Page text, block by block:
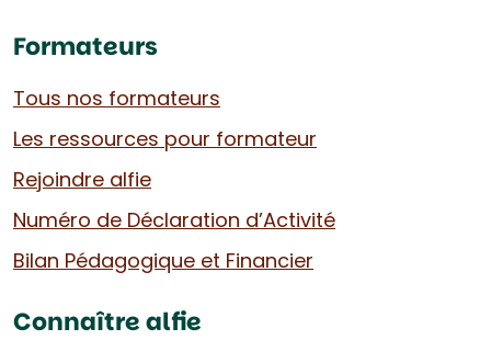
Formateurs
Tous nos formateurs
Les ressources pour formateur
Rejoindre alfie
Numéro de Déclaration d’Activité
Bilan Pédagogique et Financier
Connaître alfie